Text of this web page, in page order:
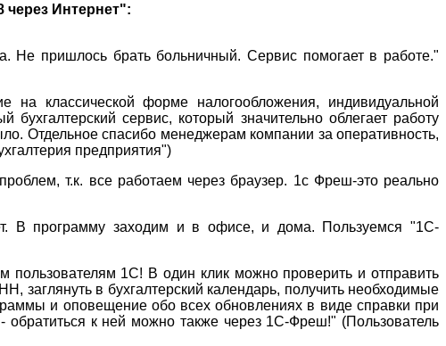
Интернет":
Не пришлось брать больничный. Сервис помогает в работе."
классической форме налогообложения, индивидуальной
сервис, который значительно облегает работу
Отдельное спасибо менеджерам компании за оперативность,
предприятия")
т.к. все работаем через браузер. 1с Фреш-это реально
В программу заходим и в офисе, и дома. Пользуемся "1С-
1С! В один клик можно проверить и отправить
заглянуть в бухгалтерский календарь, получить необходимые
и оповещение обо всех обновлениях в виде справки при
обратиться к ней можно также через 1С-Фреш!" (Пользователь